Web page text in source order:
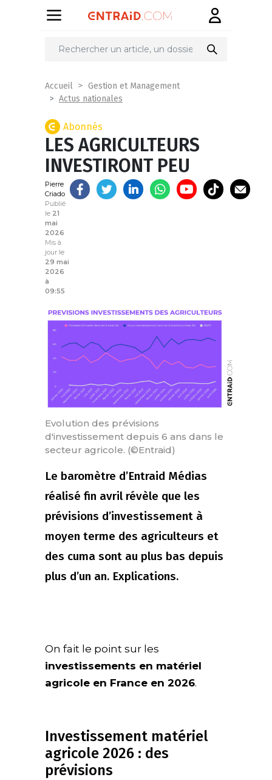
Partager
Accueil
Gestion et Management
Actus nationales
Abonnés
LES AGRICULTEURS
INVESTIRONT PEU
Pierre
Criado
Publié
le 21
mai
2026
Mis à
jour le
29 mai
2026
à
09:55
Evolution des prévisions
d'investissement depuis 6 ans dans le
secteur agricole. (©Entraid)
Le baromètre d’Entraid Médias
réalisé fin avril révèle que les
prévisions d’investissement à
moyen terme des agriculteurs et
des cuma sont au plus bas depuis
plus d’un an. Explications.
On fait le point sur les
investissements en matériel
agricole en France en 2026.
Investissement matériel
agricole 2026 : des
prévisions